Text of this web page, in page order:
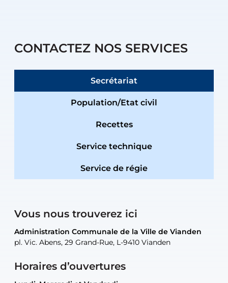
CONTACTEZ NOS SERVICES
Secrétariat
Population/Etat civil
Recettes
Service technique
Service de régie
Vous nous trouverez ici
Administration Communale de la Ville de Vianden
pl. Vic. Abens, 29 Grand-Rue, L-9410 Vianden
Horaires d’ouvertures
Administration Communale de la Ville de Vianden
pl. Vic. Abens, 29 Grand-Rue, L-9410 Vianden
Administration Communale de la Ville de Vianden
pl. Vic. Abens, 29 Grand-Rue, L-9410 Vianden
Administration Communale de la Ville de Vianden
pl. Vic. Abens, 29 Grand-Rue, L-9410 Vianden
Atelier Communal de la Ville de Vianden
30, rue Neugarten, L-9422 Vianden